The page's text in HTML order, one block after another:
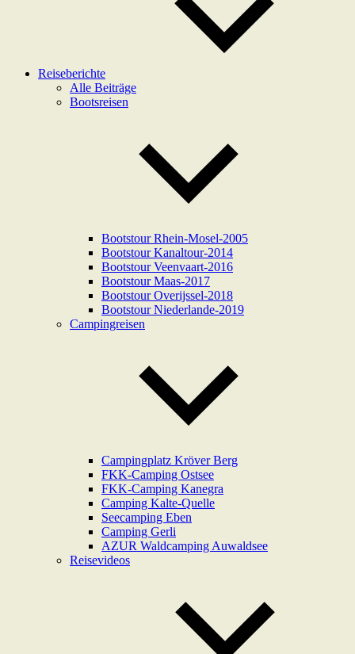
Reiseberichte
Alle Beiträge
Bootsreisen
Bootstour Rhein-Mosel-2005
Bootstour Kanaltour-2014
Bootstour Veenvaart-2016
Bootstour Maas-2017
Bootstour Overijssel-2018
Bootstour Niederlande-2019
Campingreisen
Campingplatz Kröver Berg
FKK-Camping Ostsee
FKK-Camping Kanegra
Camping Kalte-Quelle
Seecamping Eben
Camping Gerli
AZUR Waldcamping Auwaldsee
Reisevideos